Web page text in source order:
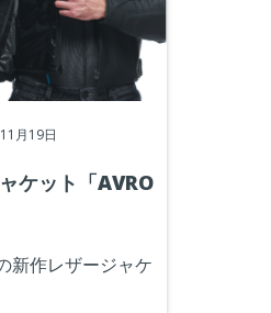
月19日
ケット「AVRO
新作レザージャケ